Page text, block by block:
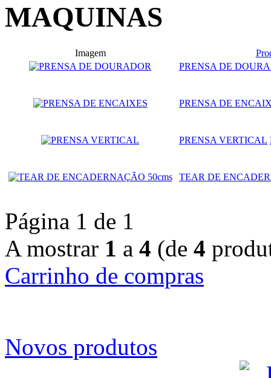
MAQUINAS
Imagem
PRENSA DE
PRENSA DE
PRENSA VERTICAL
TEAR DE
Página 1 de 1
A mostrar 1 a 4 (de 4
Carrinho de compras
Novos produtos